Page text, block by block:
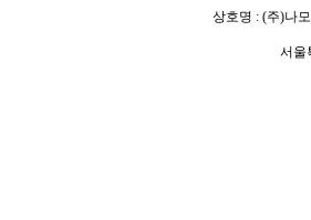
상호명 : (주)나
서울